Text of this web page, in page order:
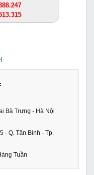
Bà Trưng - Hà Nội
- Q. Tân Bình - Tp.
Tuần